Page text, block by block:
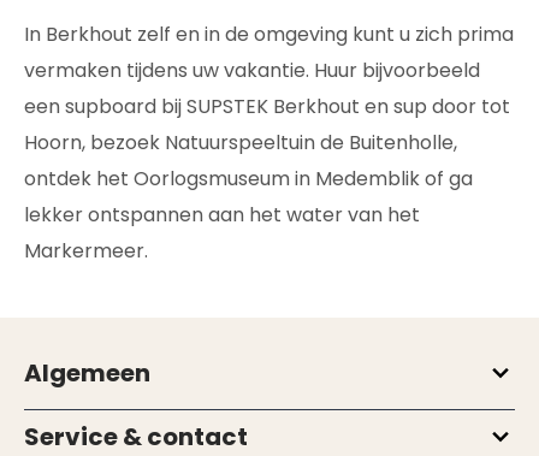
In Berkhout zelf en in de omgeving kunt u zich prima
vermaken tijdens uw vakantie. Huur bijvoorbeeld
een supboard bij SUPSTEK Berkhout en sup door tot
Hoorn, bezoek Natuurspeeltuin de Buitenholle,
ontdek het Oorlogsmuseum in Medemblik of ga
lekker ontspannen aan het water van het
Markermeer.
Algemeen
Service & contact